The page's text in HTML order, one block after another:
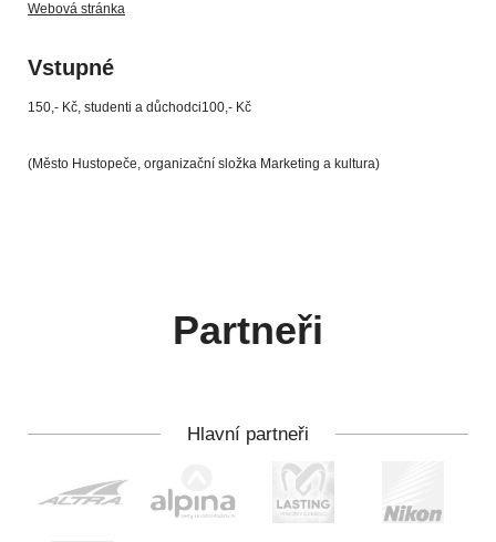
Webová stránka
Vstupné
150,- Kč, studenti a důchodci100,- Kč
(Město Hustopeče, organizační složka Marketing a kultura)
Partneři